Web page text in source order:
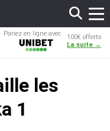
vont
avec
Dennis
découvrira-t-il
Pariez en ligne avec
100€ offerts
La suite →
les
1